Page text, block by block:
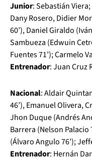
Junior: Sebastián
Dany Rosero, Didier
60’), Daniel Giraldo
Sambueza (Edwuin
Fuentes 71’); Carmelo
Entrenador: Juan Cruz
Nacional: Aldair
46’), Emanuel Olivera,
Jhon Duque (Andrés
Barrera (Nelson
(Álvaro Angulo 76’);
Entrenador: Hernán